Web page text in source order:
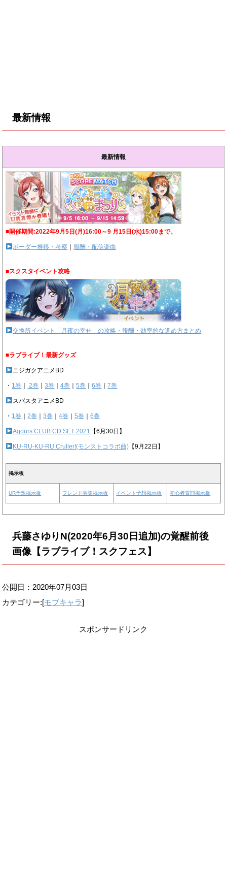
最新情報
最新情報
■開催期間:2022年9月5日(月)16:00～9 月15日(水)15:00まで。
ボーダー推移・考察 ｜報酬・配信楽曲
■スクスタイベント攻略
交換所イベント「月夜の幸せ」の攻略・報酬・効率的な進め方まとめ
■ラブライブ！最新グッズ
ニジガクアニメBD
・ 1巻 2巻 ｜3巻 ｜4巻 ｜5巻 ｜6巻 ｜7巻
スパスタアニメBD
・ 1巻 ｜2巻 ｜3巻 ｜4巻 ｜5巻 ｜6巻
Aqours CLUB CD SET 2021 【6月30日】
KU-RU-KU-RU Cruller!(モンストコラボ曲) 【9月22日】
掲示板
UR予想掲示板 フレンド募集掲示板 イベント予想掲示板 初心者質問掲示板
兵藤さゆりN(2020年6月30日追加)の覚醒前後
画像【ラブライブ！スクフェス】
公開日： 2020年07月03日
カテゴリー:[モブキャラ]
スポンサードリンク